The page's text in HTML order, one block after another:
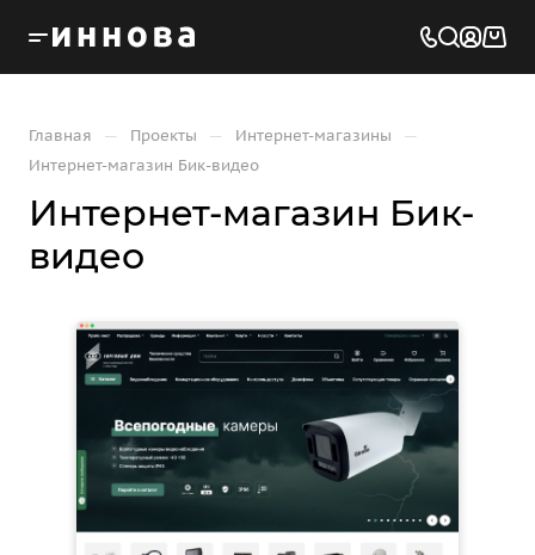
Главная — Проекты — Интернет-магазины —
Интернет-магазин Бик-видео
Интернет-магазин Бик-
видео